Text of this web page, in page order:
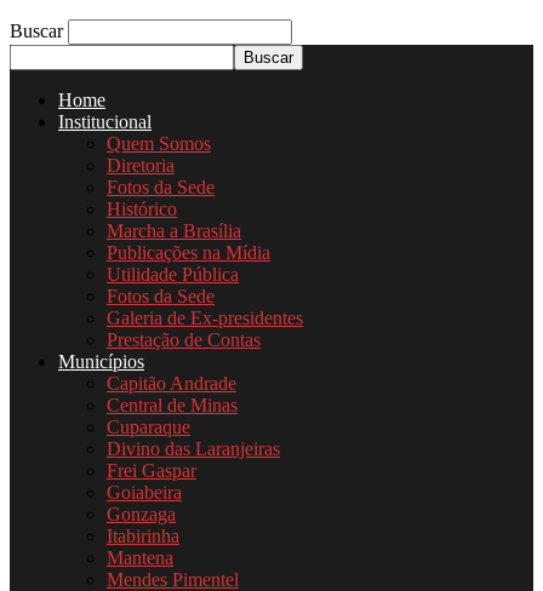
Buscar
Home
Institucional
Quem Somos
Diretoria
Fotos da Sede
Histórico
Marcha a Brasília
Publicações na Mídia
Utilidade Pública
Fotos da Sede
Galeria de Ex-presidentes
Prestação de Contas
Municípios
Capitão Andrade
Central de Minas
Cuparaque
Divino das Laranjeiras
Frei Gaspar
Goiabeira
Gonzaga
Itabirinha
Mantena
Mendes Pimentel